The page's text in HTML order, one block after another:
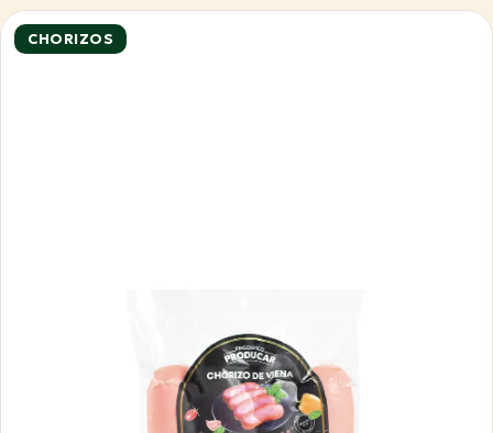
CHORIZOS